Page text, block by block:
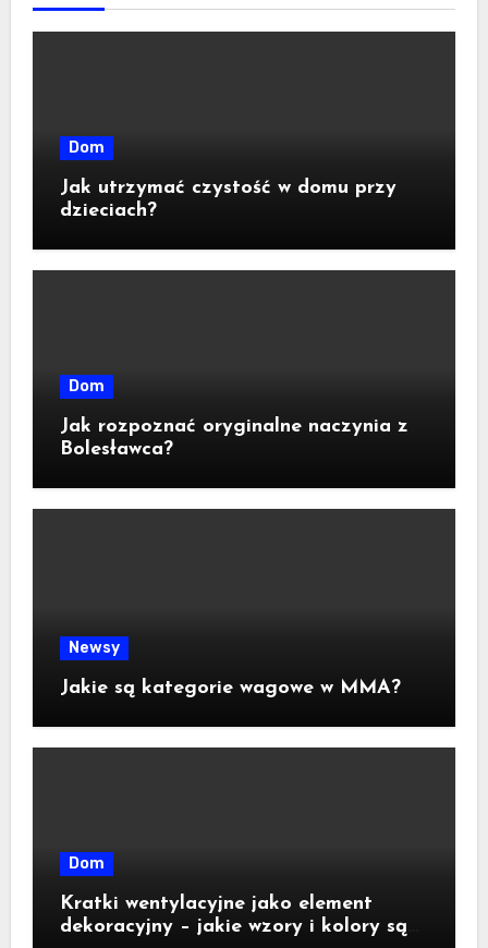
Dom
Jak utrzymać czystość w domu przy
dzieciach?
Dom
Jak rozpoznać oryginalne naczynia z
Bolesławca?
Newsy
Jakie są kategorie wagowe w MMA?
Dom
Kratki wentylacyjne jako element
dekoracyjny – jakie wzory i kolory są